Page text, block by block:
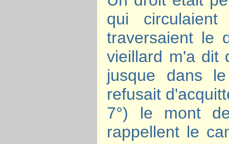
qui
traversaient le
vieillard m'a dit
jusque dans
refusait
7°) le mont
rappellent le